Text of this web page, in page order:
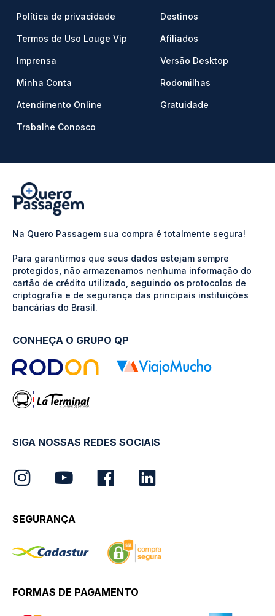
Política de privacidade
Termos de Uso Louge Vip
Imprensa
Minha Conta
Atendimento Online
Trabalhe Conosco
Destinos
Afiliados
Versão Desktop
Rodomilhas
Gratuidade
Na Quero Passagem sua compra é totalmente segura!
Para garantirmos que seus dados estejam sempre
protegidos, não armazenamos nenhuma informação do
cartão de crédito utilizado, seguindo os protocolos de
criptografia e de segurança das principais instituições
bancárias do Brasil.
CONHEÇA O GRUPO QP
SIGA NOSSAS REDES SOCIAIS
SEGURANÇA
FORMAS DE PAGAMENTO